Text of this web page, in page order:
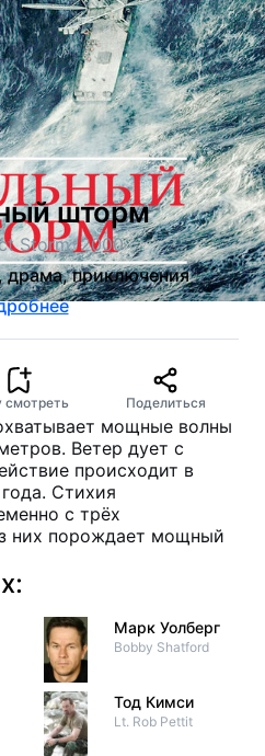
шторм
Storm, 2000
драма, приключения
смотреть Поделиться
мощные волны
Ветер дует с
происходит в
Стихия
с трёх
них порождает мощный
Марк Уолберг
Bobby Shatford
Тод Кимси
Lt. Rob Pettit